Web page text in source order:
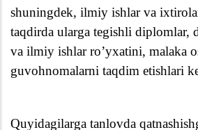
shuningdek, ilmiy ishlar va
taqdirda ularga tegishli diplomlar,
va ilmiy ishlar ro’yxatini, malaka
guvohnomalarni taqdim etishlari
Quyidagilarga tanlovda